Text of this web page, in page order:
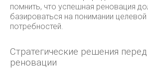
помнить, что успешная реновация
базироваться на понимании целевой
потребностей.
Стратегические решения
реновации